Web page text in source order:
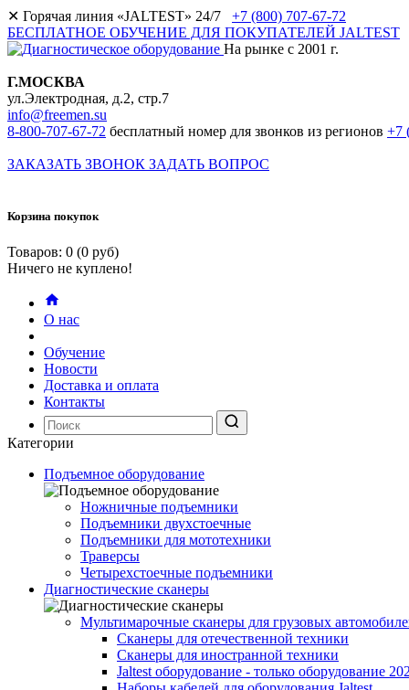
✕ Горячая линия «JALTEST» 24/7 +7 (800) 707-67-72
БЕСПЛАТНОЕ ОБУЧЕНИЕ ДЛЯ ПОКУПАТЕЛЕЙ JALTEST
На рынке с 2001 г.
Г.МОСКВА
ул.Электродная, д.2, стр.7
info@freemen.su
8-800-707-67-72 бесплатный номер для звонков из регионов +7
ЗАКАЗАТЬ ЗВОНОК ЗАДАТЬ ВОПРОС
Корзина покупок
Товаров: 0 (0 руб)
Ничего не куплено!
О нас
Обучение
Новости
Доставка и оплата
Контакты
Категории
Подъемное оборудование
Ножничные подъемники
Подъемники двухстоечные
Подъемники для мототехники
Траверсы
Четырехстоечные подъемники
Диагностические сканеры
Мультимарочные сканеры для грузовых
Сканеры для отечественной техники
Сканеры для иностранной техники
Jaltest оборудование - только оборудование